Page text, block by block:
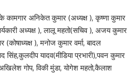
अनिकेत कुमार (अध्यक्ष ), कृष्णा कुमार
अध्यक्ष ), लालू महतो(सचिव ), अजय कुमार
), मनोज कुमार वर्मा, बादल
सिंह,कुलदीप यादव(मीडिया प्रभारी),पवन कुमार
गोप, विकी मुंडा, योगेश महतो,कैलाश